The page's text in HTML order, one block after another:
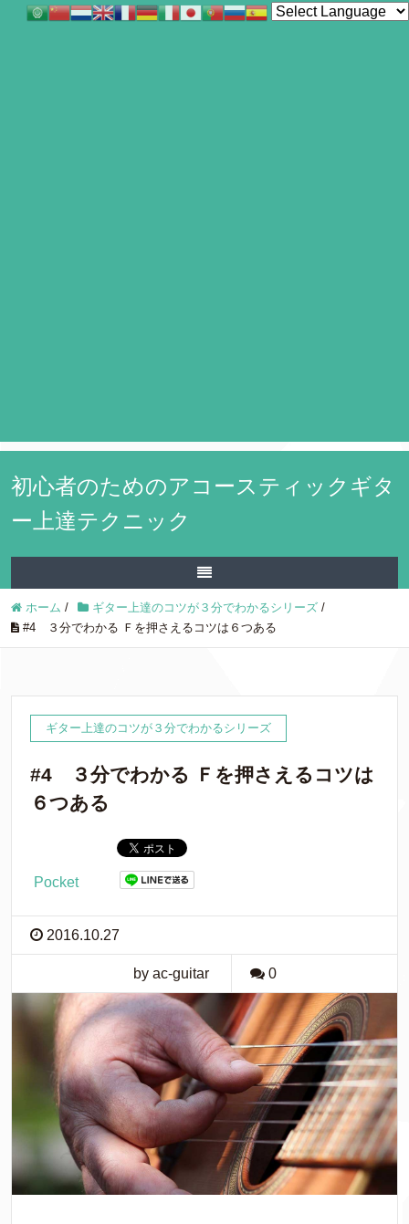
初心者のためのアコースティックギタ
ー上達テクニック
ホーム / ギター上達のコツが３分でわかるシリーズ /
#4 ３分でわかる Ｆを押さえるコツは６つある
ギター上達のコツが３分でわかるシリーズ
#4 ３分でわかる Ｆを押さえるコツは
６つある
Pocket
2016.10.27
by ac-guitar 0